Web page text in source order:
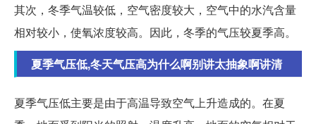
其次，冬季气温较低，空气密度较大，空气中的水汽含量
相对较小，使氧浓度较高。因此，冬季的气压较夏季高。
夏季气压低,冬天气压高为什么啊别讲太抽象啊讲清
夏季气压低主要是由于高温导致空气上升造成的。在夏